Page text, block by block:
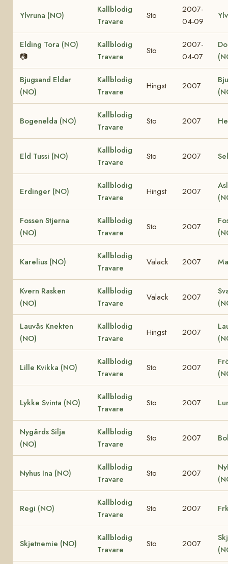
Ylvruna (NO)
Kallblodig
Travare
Sto
2007-
04-09
Elding Tora (NO)
📷
Kallblodig
Travare
Sto
2007-
04-07
Bjugsand Eldar
(NO)
Kallblodig
Travare
Hingst 2007
Bogenelda (NO)
Kallblodig
Travare
Sto 2007
Eld Tussi (NO)
Kallblodig
Travare
Sto 2007
Erdinger (NO)
Kallblodig
Travare
Hingst 2007
Fossen Stjerna
(NO)
Kallblodig
Travare
Sto 2007
Karelius (NO)
Kallblodig
Travare
Valack 2007
Kvern Rasken
(NO)
Kallblodig
Travare
Valack 2007
Lauvås Knekten
(NO)
Kallblodig
Travare
Hingst 2007
Lille Kvikka (NO)
Kallblodig
Travare
Sto 2007
Lykke Svinta (NO)
Kallblodig
Travare
Sto 2007
Nygårds Silja
(NO)
Kallblodig
Travare
Sto 2007
Nyhus Ina (NO)
Kallblodig
Travare
Sto 2007
Regi (NO)
Kallblodig
Travare
Sto 2007
Skjetnemie (NO)
Kallblodig
Travare
Sto 2007